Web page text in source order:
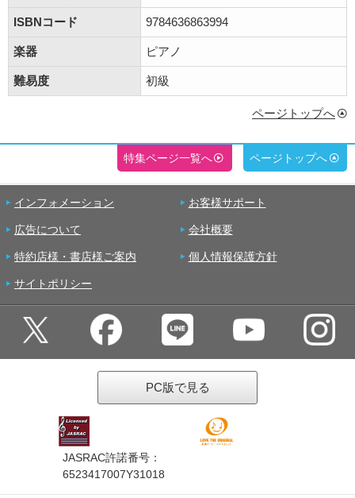
ISBNコード 9784636863994
楽器 ピアノ
難易度 初級
ページトップへ
特集ページ一覧へ ページトップへ
インフォメーション お客様サポート
広告について 会社概要
特約店様・書店様ご案内 個人情報保護方針
サイトポリシー
PC版で見る
JASRAC許諾番号：
6523417007Y31018